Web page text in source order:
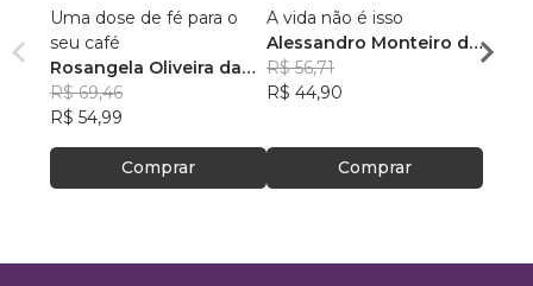
Uma dose de fé para o
seu café
Rosangela Oliveira da
Silva
R$ 69,46
R$ 54,99
Comprar
A vida não é isso
Alessandro Monteiro de
Menezes
R$ 56,71
R$ 44,90
Comprar
R$